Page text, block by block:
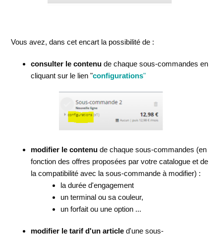
Vous avez, dans cet encart la possibilité de :
consulter le contenu de chaque sous-commandes en
cliquant sur le lien "configurations"
modifier le contenu de chaque sous-commandes (en
fonction des offres proposées par votre catalogue et de
la compatibilité avec la sous-commande à modifier) :
la durée d'engagement
un terminal ou sa couleur,
un forfait ou une option ...
modifier le tarif d'un articled'une sous-